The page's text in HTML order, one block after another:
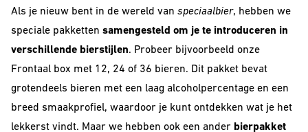
Alcohol Vrij /
Arm
Donkere Bieren
Barrel Aged
Als je nieuw bent in de wereld van speciaalbier, hebben we
speciale pakketten samengesteld om je te introduceren in
verschillende bierstijlen. Probeer bijvoorbeeld onze
Frontaal box met 12, 24 of 36 bieren. Dit pakket bevat
grotendeels bieren met een laag alcoholpercentage en een
breed smaakprofiel, waardoor je kunt ontdekken wat je het
lekkerst vindt. Maar we hebben ook een ander bierpakket